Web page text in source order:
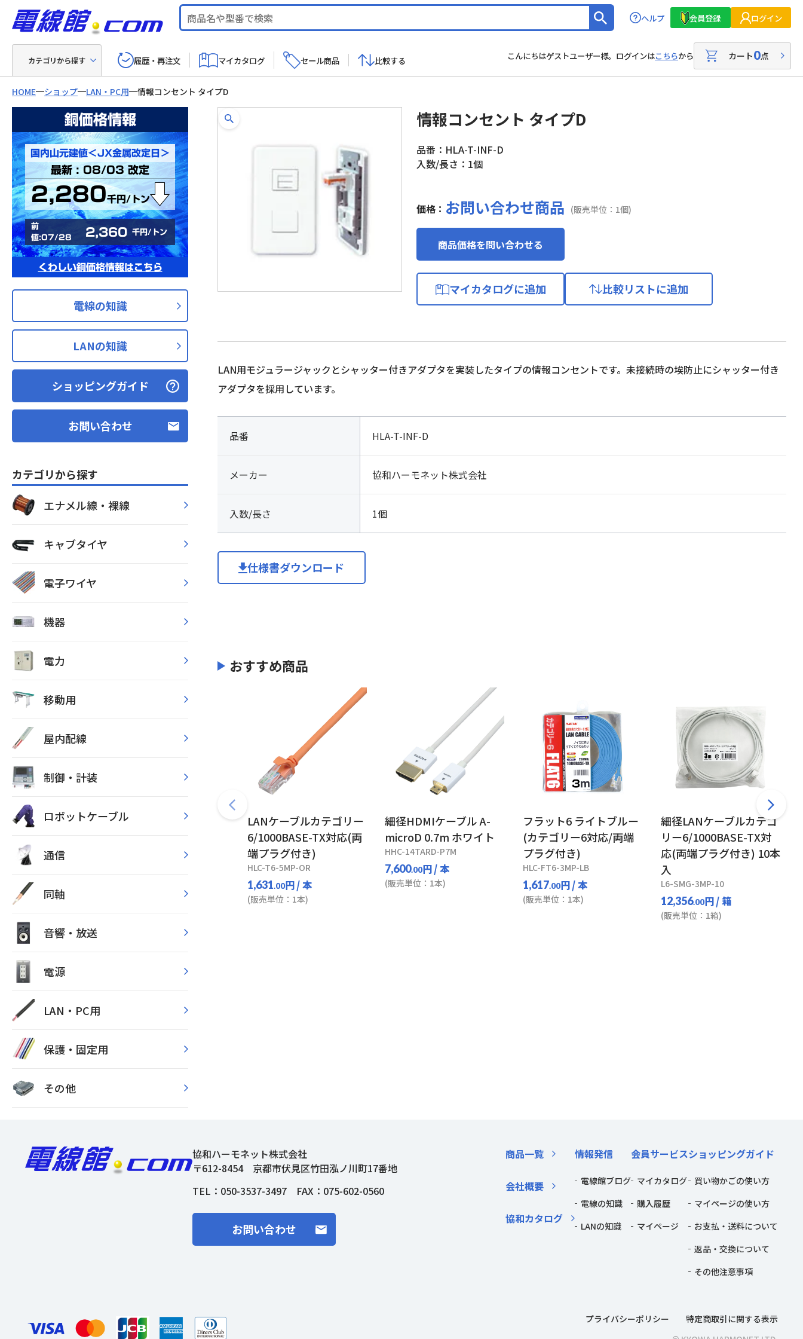
ヘルプ 会員登録 ログイン
カテゴリから探す 履歴・再注文 マイカタログ セール商品 比較する こんにちはゲストユーザー様。ログインはこちらから カート0点
HOME ショップ LAN・PC用 情報コンセント タイプD
銅価格情報
国内山元建値＜JX金属改定日＞
最新 : 08/03 改定
2,280千円/トン
前
値:07/28
2,360 千円/トン
くわしい銅価格情報はこちら
電線の知識
LANの知識
ショッピングガイド
お問い合わせ
カテゴリから探す
エナメル線・裸線
キャブタイヤ
電子ワイヤ
機器
電力
移動用
屋内配線
制御・計装
ロボットケーブル
通信
同軸
音響・放送
電源
LAN・PC用
保護・固定用
その他
情報コンセント タイプD
品番：HLA-T-INF-D
入数/長さ：1個
価格： お問い合わせ商品 (販売単位：1個)
商品価格を問い合わせる
マイカタログに追加 比較リストに追加
LAN用モジュラージャックとシャッター付きアダプタを実装したタイプの情報コンセントです。未接続時の埃防止にシャッター付き
アダプタを採用しています。
品番 HLA-T-INF-D
メーカー 協和ハーモネット株式会社
入数/長さ 1個
仕様書ダウンロード
おすすめ商品
LANケーブルカテゴリー
6/1000BASE-TX対応(両
端プラグ付き)
HLC-T6-5MP-OR
1,631.00円/ 本
(販売単位：1本)
細径HDMIケーブル A-
microD 0.7m ホワイト
HHC-14TARD-P7M
7,600.00円/ 本
(販売単位：1本)
フラット6 ライトブルー
(カテゴリー6対応/両端
プラグ付き)
HLC-FT6-3MP-LB
1,617.00円/ 本
(販売単位：1本)
細径LANケーブルカテゴ
リー6/1000BASE-TX対
応(両端プラグ付き) 10本
入
L6-SMG-3MP-10
12,356.00円/ 箱
(販売単位：1箱)
協和ハーモネット株式会社
〒612-8454 京都市伏見区竹田泓ノ川町17番地
TEL： 050-3537-3497 FAX：075-602-0560
お問い合わせ
商品一覧
会社概要
協和カタログ
情報発信
電線館ブログ
電線の知識
LANの知識
会員サービス
マイカタログ
購入履歴
マイページ
ショッピングガイド
買い物かごの使い方
マイページの使い方
お支払・送料について
返品・交換について
その他注意事項
プライバシーポリシー
特定商取引に関する表示